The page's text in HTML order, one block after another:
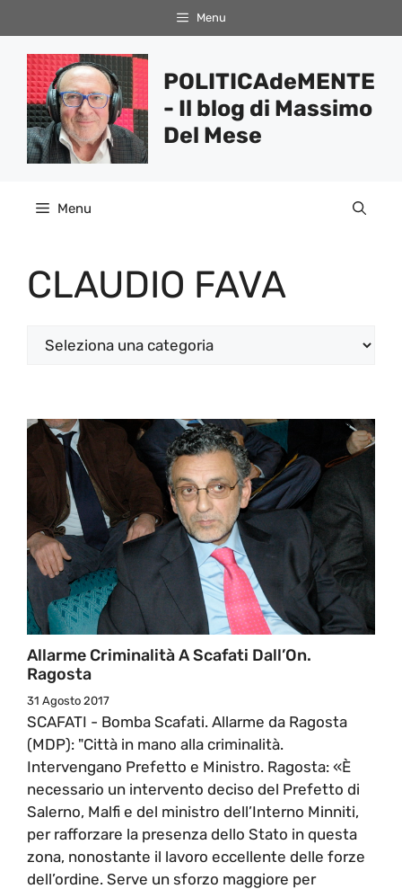
al
contenuto
Menu
POLITICAdeMENTE
- Il blog di Massimo
Del Mese
Menu
CLAUDIO FAVA
Categorie
Allarme Criminalità A Scafati Dall’On.
Ragosta
31 Agosto 2017
SCAFATI - Bomba Scafati. Allarme da Ragosta
(MDP): "Città in mano alla criminalità.
Intervengano Prefetto e Ministro. Ragosta: «È
necessario un intervento deciso del Prefetto di
Salerno, Malfi e del ministro dell’Interno Minniti,
per rafforzare la presenza dello Stato in questa
zona, nonostante il lavoro eccellente delle forze
dell’ordine. Serve un sforzo maggiore per